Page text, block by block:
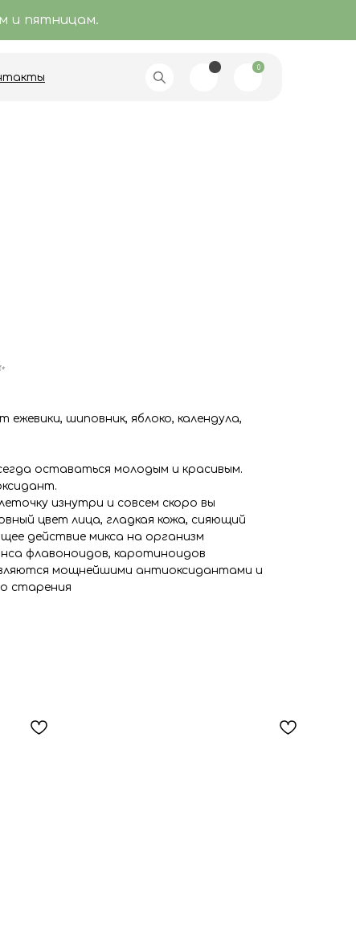
и пятницам.
0
шиповник, яблоко, календула,
оставаться молодым и красивым.
изнутри и совсем скоро вы
цвет лица, гладкая кожа, сияющий
действие микса на организм
флавоноидов, каротиноидов
мощнейшими антиоксидантами и
старения